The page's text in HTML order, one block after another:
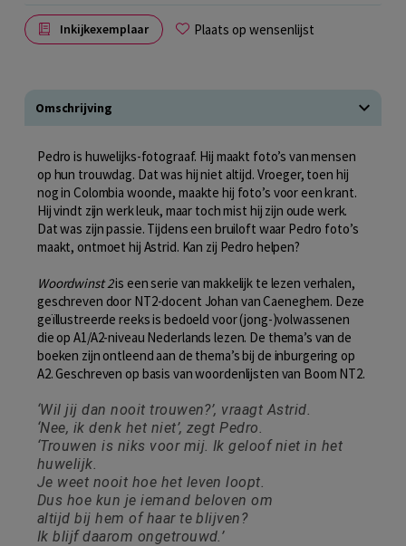
Inkijkexemplaar Plaats op wensenlijst
Omschrijving
Pedro is huwelijks-fotograaf. Hij maakt foto’s van mensen
op hun trouwdag. Dat was hij niet altijd. Vroeger, toen hij
nog in Colombia woonde, maakte hij foto’s voor een krant.
Hij vindt zijn werk leuk, maar toch mist hij zijn oude werk.
Dat was zijn passie. Tijdens een bruiloft waar Pedro foto’s
maakt, ontmoet hij Astrid. Kan zij Pedro helpen?
Woordwinst 2is een serie van makkelijk te lezen verhalen,
geschreven door NT2-docent Johan van Caeneghem. Deze
geïllustreerde reeks is bedoeld voor (jong-)volwassenen
die op A1/A2-niveau Nederlands lezen. De thema’s van de
boeken zijn ontleend aan de thema’s bij de inburgering op
A2. Geschreven op basis van woordenlijsten van Boom NT2.
‘Wil jij dan nooit trouwen?’, vraagt Astrid.
‘Nee, ik denk het niet’, zegt Pedro.
‘Trouwen is niks voor mij. Ik geloof niet in het
huwelijk.
Je weet nooit hoe het leven loopt.
Dus hoe kun je iemand beloven om
altijd bij hem of haar te blijven?
Ik blijf daarom ongetrouwd.’